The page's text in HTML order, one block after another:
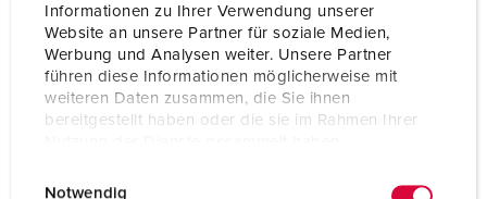
Informationen zu Ihrer Verwendung unserer
Website an unsere Partner für soziale Medien,
Werbung und Analysen weiter. Unsere Partner
führen diese Informationen möglicherweise mit
weiteren Daten zusammen, die Sie ihnen
bereitgestellt haben oder die sie im Rahmen Ihrer
Notwendig
Art.nr. 5812506TC